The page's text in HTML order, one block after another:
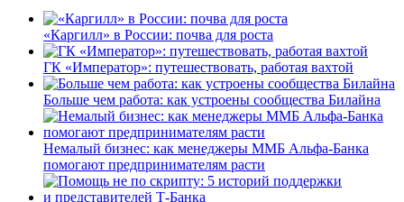
«Каргилл» в России: почва для роста
ГК «Император»: путешествовать, работая вахтой
Больше чем работа: как устроены сообщества Билайна
Немалый бизнес: как менеджеры ММБ Альфа-Банка
помогают предпринимателям расти